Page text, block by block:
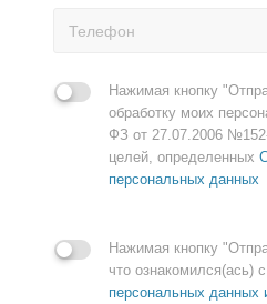
Нажимая кнопку
обработку моих
ФЗ от 27.07.2006
целей, определенных
персональных данных
Нажимая кнопку
что ознакомился(ась) с
персональных данных